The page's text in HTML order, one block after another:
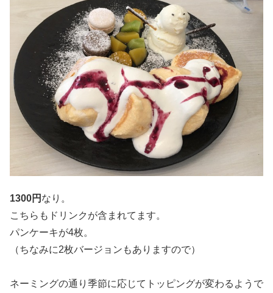
1300円 なり。
こちらもドリンクが含まれてます。
パンケーキが4枚。
（ちなみに2枚バージョンもありますので）
ネーミングの通り季節に応じてトッピングが変わるようで